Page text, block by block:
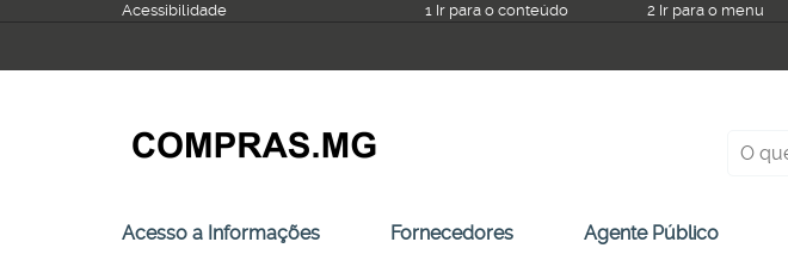
o
Acessibilidade 1 Ir para o conteúdo 2 Ir para o menu
Acesso a Informações Fornecedores Agente Público